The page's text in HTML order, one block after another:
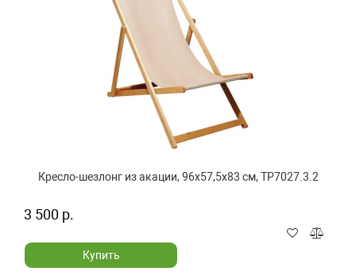
Кресло-шезлонг из акации, 96x57,5x83 см, TP7027.3.2
3 500 р.
Купить